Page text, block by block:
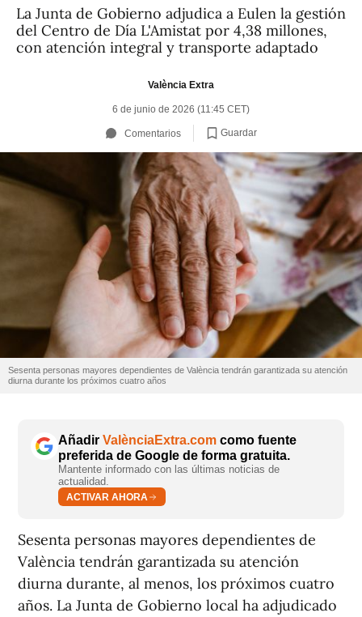
La Junta de Gobierno adjudica a Eulen la gestión
del Centro de Día L'Amistat por 4,38 millones,
con atención integral y transporte adaptado
València Extra
6 de junio de 2026 (11:45 CET)
Comentarios Guardar
Sesenta personas mayores dependientes de València tendrán garantizada su atención
diurna durante los próximos cuatro años
Añadir ValènciaExtra.com como fuente
preferida de Google de forma gratuita.
Mantente informado con las últimas noticias de
actualidad.
ACTIVAR AHORA
Sesenta personas mayores dependientes de
València tendrán garantizada su atención
diurna durante, al menos, los próximos cuatro
años. La Junta de Gobierno local ha adjudicado